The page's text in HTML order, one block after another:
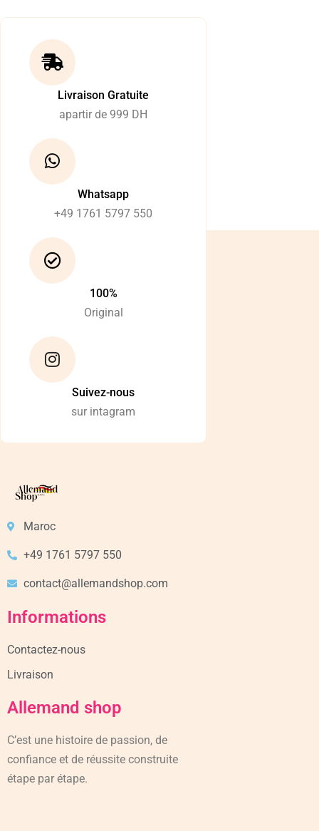
Livraison Gratuite
apartir de 999 DH
Whatsapp
+49 1761 5797 550
100%
Original
Suivez-nous
sur intagram
Maroc
+49 1761 5797 550
contact@allemandshop.com
Informations
Contactez-nous
Livraison
Allemand shop
C’est une histoire de passion, de
confiance et de réussite construite
étape par étape.